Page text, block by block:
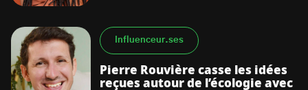
Influenceur.ses
Pierre Rouvière casse les idées
reçues autour de l’écologie avec